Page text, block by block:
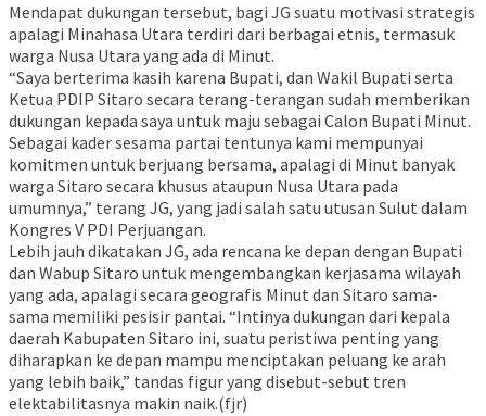
Mendapat dukungan tersebut, bagi JG suatu motivasi strategis
apalagi Minahasa Utara terdiri dari berbagai etnis, termasuk
warga Nusa Utara yang ada di Minut.
“Saya berterima kasih karena Bupati, dan Wakil Bupati serta
Ketua PDIP Sitaro secara terang-terangan sudah memberikan
dukungan kepada saya untuk maju sebagai Calon Bupati Minut.
Sebagai kader sesama partai tentunya kami mempunyai
komitmen untuk berjuang bersama, apalagi di Minut banyak
warga Sitaro secara khusus ataupun Nusa Utara pada
umumnya,” terang JG, yang jadi salah satu utusan Sulut dalam
Kongres V PDI Perjuangan.
Lebih jauh dikatakan JG, ada rencana ke depan dengan Bupati
dan Wabup Sitaro untuk mengembangkan kerjasama wilayah
yang ada, apalagi secara geografis Minut dan Sitaro sama-
sama memiliki pesisir pantai. “Intinya dukungan dari kepala
daerah Kabupaten Sitaro ini, suatu peristiwa penting yang
diharapkan ke depan mampu menciptakan peluang ke arah
yang lebih baik,” tandas figur yang disebut-sebut tren
elektabilitasnya makin naik.(fjr)